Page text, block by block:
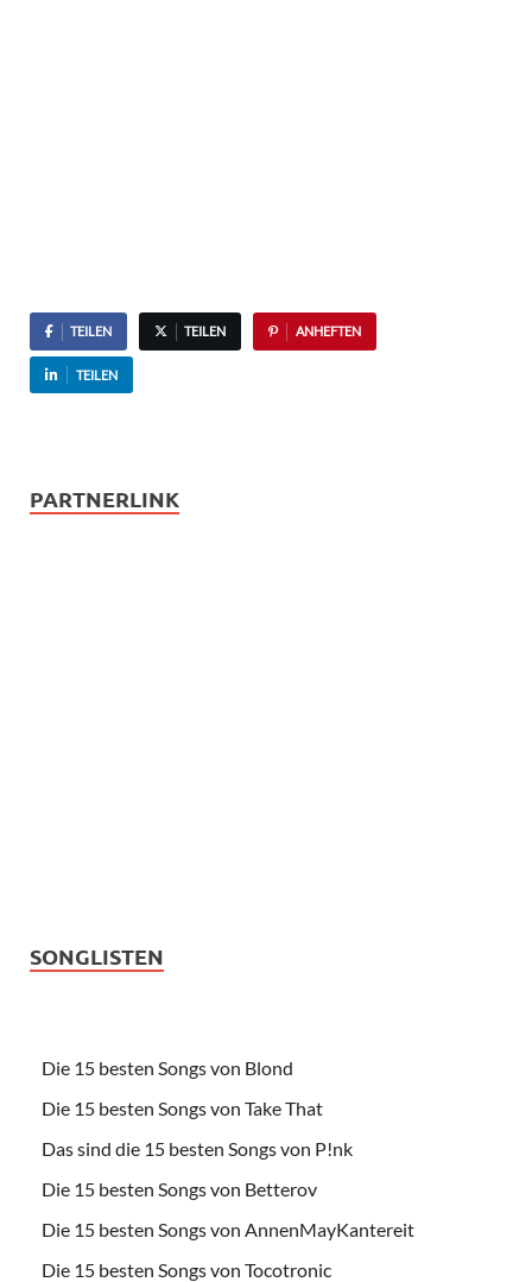
TEILEN TEILEN ANHEFTEN
TEILEN
PARTNERLINK
SONGLISTEN
Die 15 besten Songs von Blond
Die 15 besten Songs von Take That
Das sind die 15 besten Songs von P!nk
Die 15 besten Songs von Betterov
Die 15 besten Songs von AnnenMayKantereit
Die 15 besten Songs von Tocotronic